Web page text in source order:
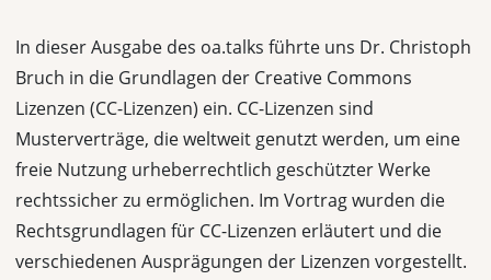
In dieser Ausgabe des oa.talks führte uns Dr. Christoph
Bruch in die Grundlagen der Creative Commons
Lizenzen (CC-Lizenzen) ein. CC-Lizenzen sind
Musterverträge, die weltweit genutzt werden, um eine
freie Nutzung urheberrechtlich geschützter Werke
rechtssicher zu ermöglichen. Im Vortrag wurden die
Rechtsgrundlagen für CC-Lizenzen erläutert und die
verschiedenen Ausprägungen der Lizenzen vorgestellt.